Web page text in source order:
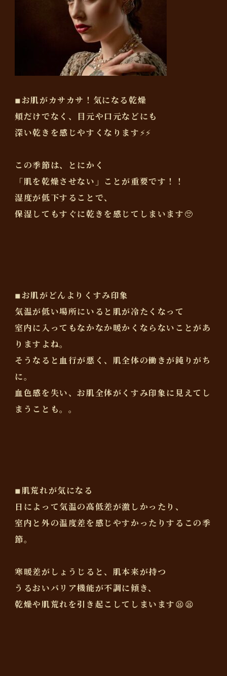
◾︎お肌がカサカサ！気になる乾燥
頬だけでなく、目元や口元などにも
深い乾きを感じやすくなります⚡️⚡️
この季節は、とにかく
「肌を乾燥させない」ことが重要です！！
湿度が低下することで、
保湿してもすぐに乾きを感じてしまいます🥺
◾︎お肌がどんよりくすみ印象
気温が低い場所にいると肌が冷たくなって
室内に入ってもなかなか暖かくならないことがあ
りますよね。
そうなると血行が悪く、肌全体の働きが鈍りがち
に。
血色感を失い、お肌全体がくすみ印象に見えてし
まうことも。。
◾︎肌荒れが気になる
日によって気温の高低差が激しかったり、
室内と外の温度差を感じやすかったりするこの季
節。
寒暖差がしょうじると、肌本来が持つ
うるおいバリア機能が不調に傾き、
乾燥や肌荒れを引き起こしてしまいます😫😫